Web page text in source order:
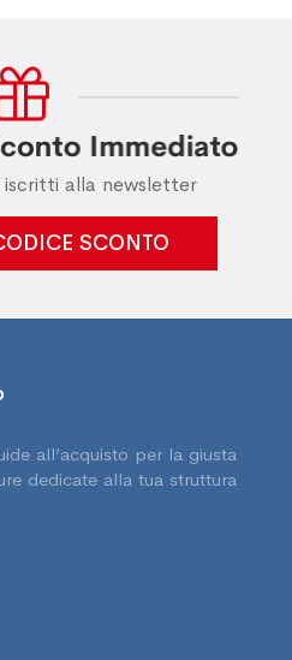
iscritti alla newsletter
SCONTO
all’acquisto per la giusta
dedicate alla tua struttura